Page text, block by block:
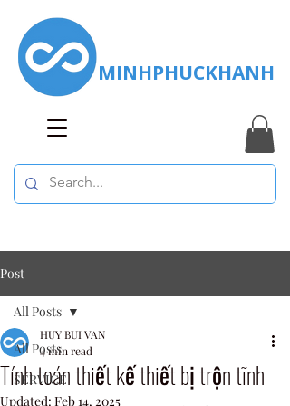
MINHPHUCKHANH
Post
All Posts
SERVICE
All Posts
Tính toán thiết kế thiết bị trộn tĩnh
HUY BUI VAN
4 min read
Updated: Feb 14, 2025